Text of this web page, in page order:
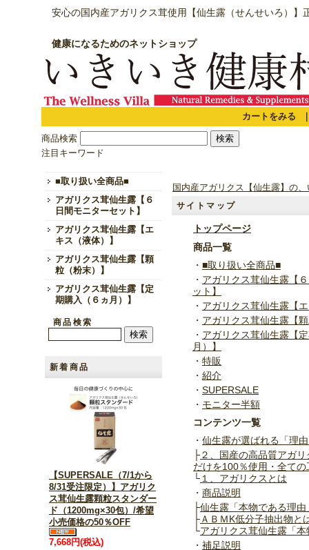
健康になるためのネットショップ
安心の国内産アガリクス茸使用【仙生露（せんせいろ）】
カートをみる
商品検索
注目キーワード
■取り扱い全商品■
アガリクス茸仙生露【６
日間モニターセット】
アガリクス茸仙生露【エ
キス（液体）】
アガリクス茸仙生露【顆
粒（粉末）】
アガリクス茸仙生露【定
期購入（６ヵ月）】
商品検索
新着商品
【SUPERSALE（7/1から
8/31受注限定）】アガリク
ス茸仙生露顆粒スタンダー
ド（1200mg×30包）/希望
小売価格の50％OFF
7,668円(税込)
国内産アガリクス【仙生露】の
サイトマップ
トップページ
商品一覧
・ ■取り扱い全商品■
・ アガリクス茸仙生露【
ット】
・ アガリクス茸仙生露【
・ アガリクス茸仙生露【
・ アガリクス茸仙生露【
月）】
・ 特販
・ 紹介
・ SUPERSALE
・ モニター半額
コンテンツ一覧
・ 仙生露が選ばれる「理
├２、国産の高品質アガ
だけを100％使用・全て
└１、アガリクスとは
・ 商品説明
├仙生露「本物である理由
├ＡＢＭK低分子抽出物と
└アガリクス茸仙生露「
・ 補足説明